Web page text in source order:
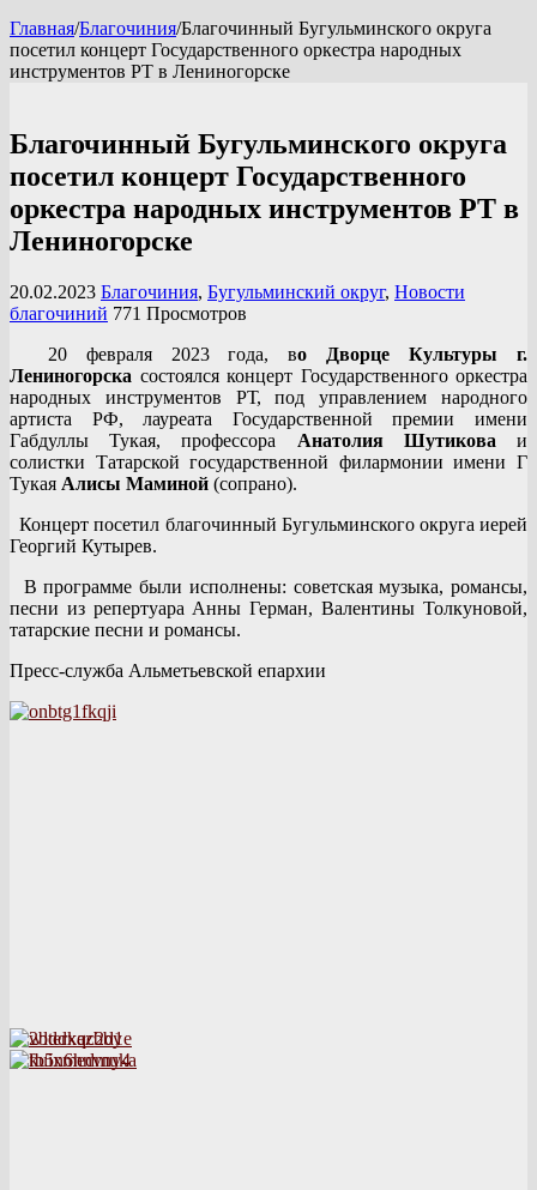
Главная/Благочиния/Благочинный Бугульминского округа
посетил концерт Государственного оркестра народных
инструментов РТ в Лениногорске
Благочинный Бугульминского округа
посетил концерт Государственного
оркестра народных инструментов РТ в
Лениногорске
20.02.2023 Благочиния, Бугульминский округ, Новости
благочиний 771 Просмотров
20 февраля 2023 года, во Дворце Культуры г.
Лениногорска состоялся концерт Государственного оркестра
народных инструментов РТ, под управлением народного
артиста РФ, лауреата Государственной премии имени
Габдуллы Тукая, профессора Анатолия Шутиковаи
солистки Татарской государственной филармонии имени Г
Тукая Алисы Маминой (сопрано).
Концерт посетил благочинный Бугульминского округа иерей
Георгий Кутырев.
В программе были исполнены: советская музыка, романсы,
песни из репертуара Анны Герман, Валентины Толкуновой,
татарские песни и романсы.
Пресс-служба Альметьевской епархии